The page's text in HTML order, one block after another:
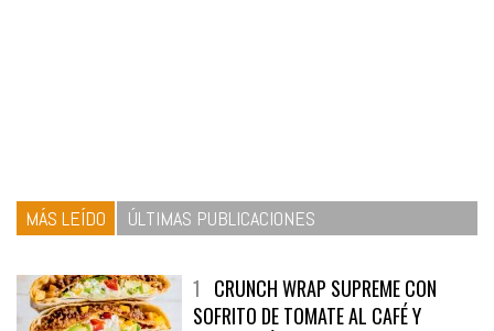
MÁS LEÍDO ÚLTIMAS PUBLICACIONES
1 CRUNCH WRAP SUPREME CON
SOFRITO DE TOMATE AL CAFÉ Y